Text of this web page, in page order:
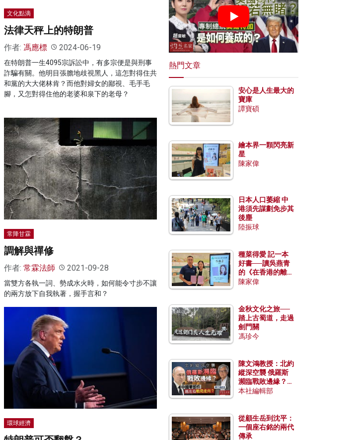
文化點滴
法律天秤上的特朗普
作者: 馮應標 2024-06-19
在特朗普一生4095宗訴訟中，有多宗便是與刑事
詐騙有關。他明目張膽地歧視黑人，這怎對得住共
和黨的大大佬林肯？而他對婦女的鄙視、毛手毛
腳，又怎對得住他的老婆和泉下的老母？
常降甘霖
調解與禪修
作者: 常霖法師 2021-09-28
當雙方各執一詞、勢成水火時，如何能令寸步不讓
的兩方放下自我執著，握手言和？
環球經濟
熱門文章
安心是人生最大的
寶庫
譚寶碩
繪本界一顆閃亮新
星
陳家偉
日本人口萎縮 中
港須先謀劃免步其
後塵
陸振球
種菜得愛 記一本
好書──讀吳燕青
的《在香港的離島
種菜》
陳家偉
金秋文化之旅──
踏上古蜀道，走過
劍門關
馮珍今
陳文鴻教授：北約
縱深空襲 俄羅斯
瀕臨戰敗邊緣？中
國零部件能左右戰
本社編輯部
從顧生岳到沈平：
一個座右銘的兩代
傳承